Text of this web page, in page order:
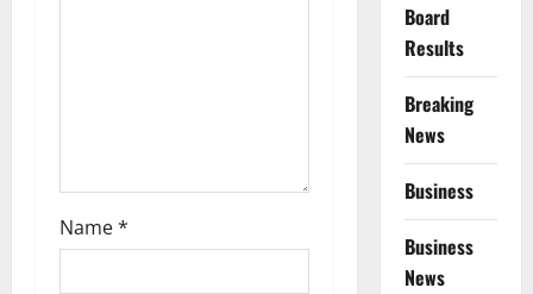
Name*
Board
Results
Breaking
News
Business
Business
News